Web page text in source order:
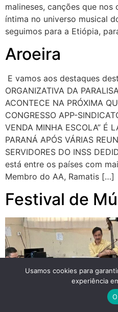
malineses, canções que
íntima no universo musical
seguimos para a Etiópia,
Aroeira
E vamos aos destaques
ORGANIZATIVA DA
ACONTECE NA PRÓXIMA
CONGRESSO APP-
VENDA MINHA ESCOLA” É
PARANÁ APÓS VÁRIAS
SERVIDORES DO INSS
está entre os países com
Membro do AA, Ramatis […]
Festival de
Usamos cookies para
experiência